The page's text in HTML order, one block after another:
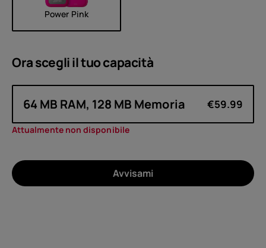
Di
Power Pink
Ora scegli il tuocapacità
64 MB RAM, 128 MB Memoria €59.99
Attualmente non disponibile
Avvisami